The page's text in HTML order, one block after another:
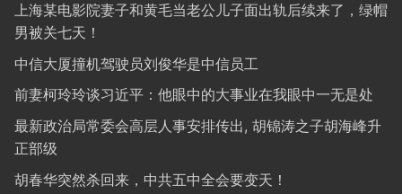
上海某电影院妻子和黄毛当老公儿子面出轨后续来了，绿帽
男被关七天！
中信大厦撞机驾驶员刘俊华是中信员工
前妻柯玲玲谈习近平：他眼中的大事业在我眼中一无是处
最新政治局常委会高层人事安排传出, 胡锦涛之子胡海峰升
正部级
胡春华突然杀回来，中共五中全会要变天！